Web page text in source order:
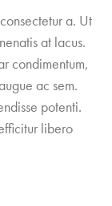
a. Ut
at lacus.
condimentum,
ac sem.
potenti.
libero